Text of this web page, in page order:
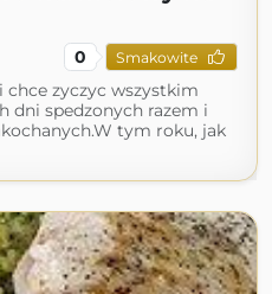
0 Smakowite
chce zyczyc wszystkim
dni spedzonych razem i
tym roku, jak